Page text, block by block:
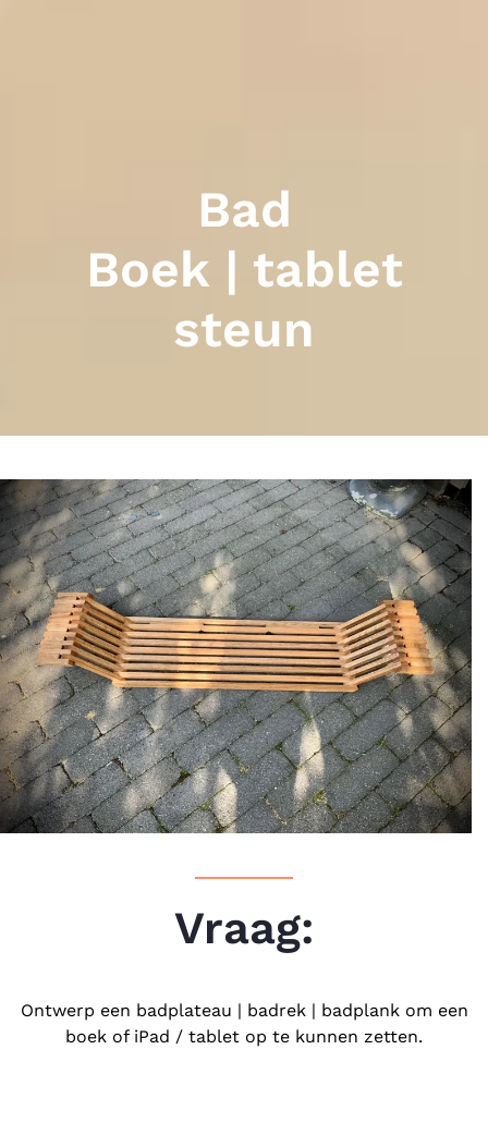
Bad
Boek | tablet
steun
Vraag:
Ontwerp een badplateau | badrek | badplank om een
boek of iPad / tablet op te kunnen zetten.